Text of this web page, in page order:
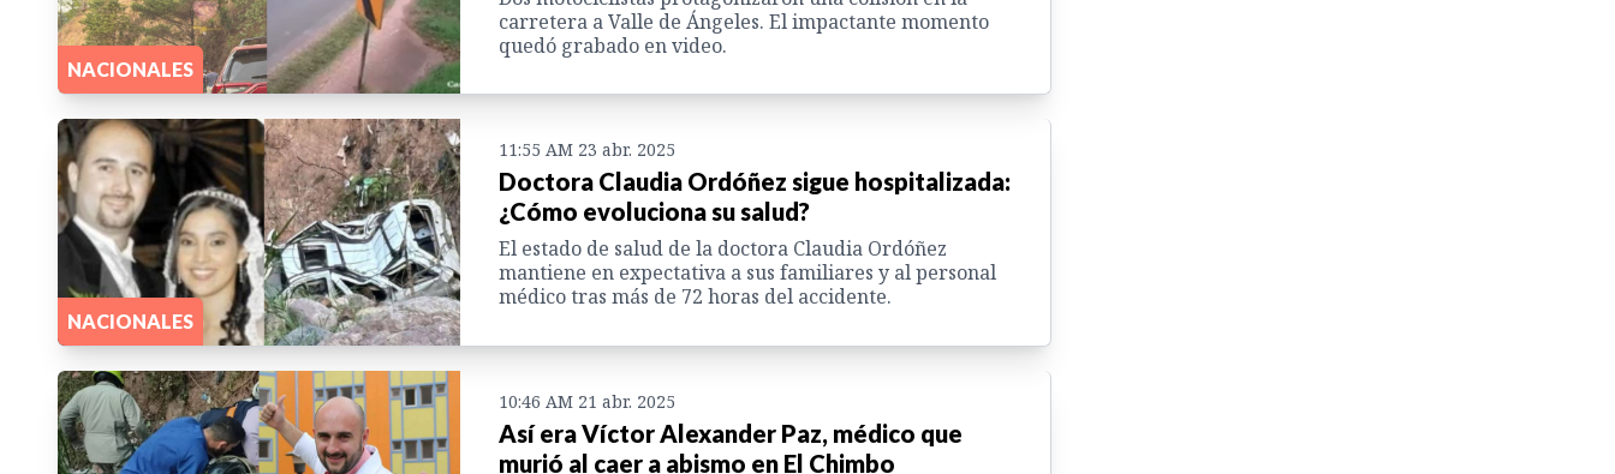
NACIONALES
carretera a Valle de Ángeles. El impactante momento
quedó grabado en video.
NACIONALES
11:55 AM 23 abr. 2025
Doctora Claudia Ordóñez sigue hospitalizada:
¿Cómo evoluciona su salud?
El estado de salud de la doctora Claudia Ordóñez
mantiene en expectativa a sus familiares y al personal
médico tras más de 72 horas del accidente.
10:46 AM 21 abr. 2025
Así era Víctor Alexander Paz, médico que
murió al caer a abismo en El Chimbo